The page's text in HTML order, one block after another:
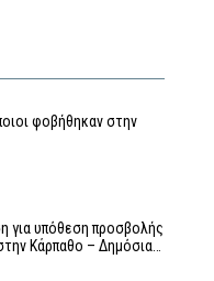
φοβήθηκαν στην
για υπόθεση προσβολής
Κάρπαθο – Δημόσια…